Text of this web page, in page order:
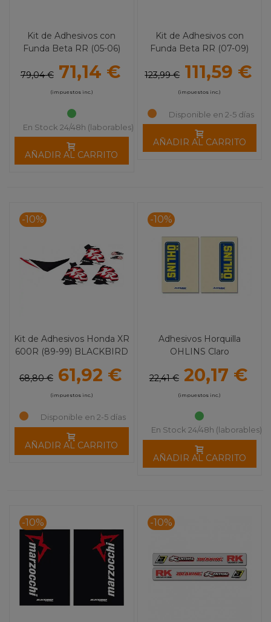
Kit de Adhesivos con
Funda Beta RR (05-06)
79,04 € 71,14 €
(impuestos inc.)
En Stock 24/48h (laborables)
AÑADIR AL CARRITO
Kit de Adhesivos con
Funda Beta RR (07-09)
123,99 € 111,59 €
(impuestos inc.)
Disponible en 2-5 días
AÑADIR AL CARRITO
-10%
Kit de Adhesivos Honda XR
600R (89-99) BLACKBIRD
68,80 € 61,92 €
(impuestos inc.)
Disponible en 2-5 días
AÑADIR AL CARRITO
-10%
Adhesivos Horquilla
OHLINS Claro
22,41 € 20,17 €
(impuestos inc.)
En Stock 24/48h (laborables)
AÑADIR AL CARRITO
-10% -10%